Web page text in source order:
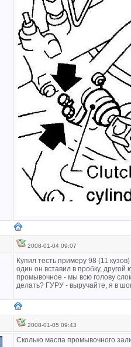
2008-01-04 09:07
Купил тесть примеру 98 (11
один он вставил в пробку, другой
промывочное - мы всю голову
делать? ГУРУ - выручайте, я в
2008-01-05 09:43
Сколько масла промывочного